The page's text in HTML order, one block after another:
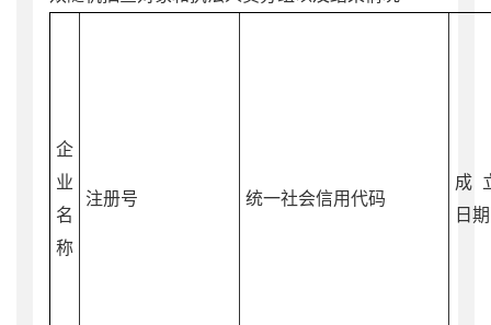
企
业
名
称
注册号 统一社会信用代码
成
日期